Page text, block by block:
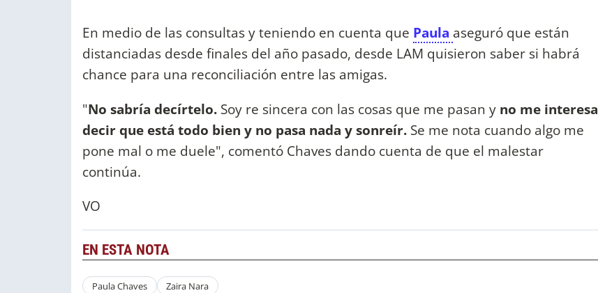
En medio de las consultas y teniendo en cuenta que Paula aseguró que están
distanciadas desde finales del año pasado, desde LAM quisieron saber si habrá
chance para una reconciliación entre las amigas.
"No sabría decírtelo. Soy re sincera con las cosas que me pasan y no me interesa
decir que está todo bien y no pasa nada y sonreír. Se me nota cuando algo me
pone mal o me duele", comentó Chaves dando cuenta de que el malestar
continúa.
VO
EN ESTA NOTA
Paula Chaves Zaira Nara